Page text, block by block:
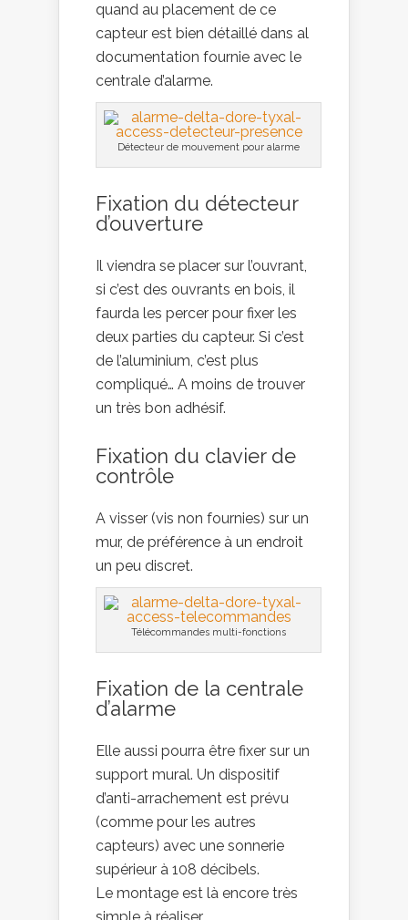
quand au placement de ce
capteur est bien détaillé dans al
documentation fournie avec le
centrale d’alarme.
Détecteur de mouvement pour alarme
Fixation du détecteur
d’ouverture
Il viendra se placer sur l’ouvrant,
si c’est des ouvrants en bois, il
faurda les percer pour fixer les
deux parties du capteur. Si c’est
de l’aluminium, c’est plus
compliqué… A moins de trouver
un très bon adhésif.
Fixation du clavier de
contrôle
A visser (vis non fournies) sur un
mur, de préférence à un endroit
un peu discret.
Télécommandes multi-fonctions
Fixation de la centrale
d’alarme
Elle aussi pourra être fixer sur un
support mural. Un dispositif
d’anti-arrachement est prévu
(comme pour les autres
capteurs) avec une sonnerie
supérieur à 108 décibels.
Le montage est là encore très